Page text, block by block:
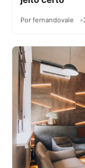
Por fernandovale